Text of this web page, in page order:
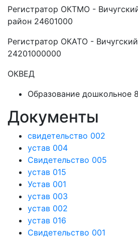
Регистратор ОКТМО -
район 24601000
Регистратор ОКАТО -
24201000000
ОКВЕД
Образование дошкольное
Документы
свидетельство 002
устав 004
Свидетельство 005
устав 015
Устав 001
устав 003
устав 002
устав 016
Свидетельство 001